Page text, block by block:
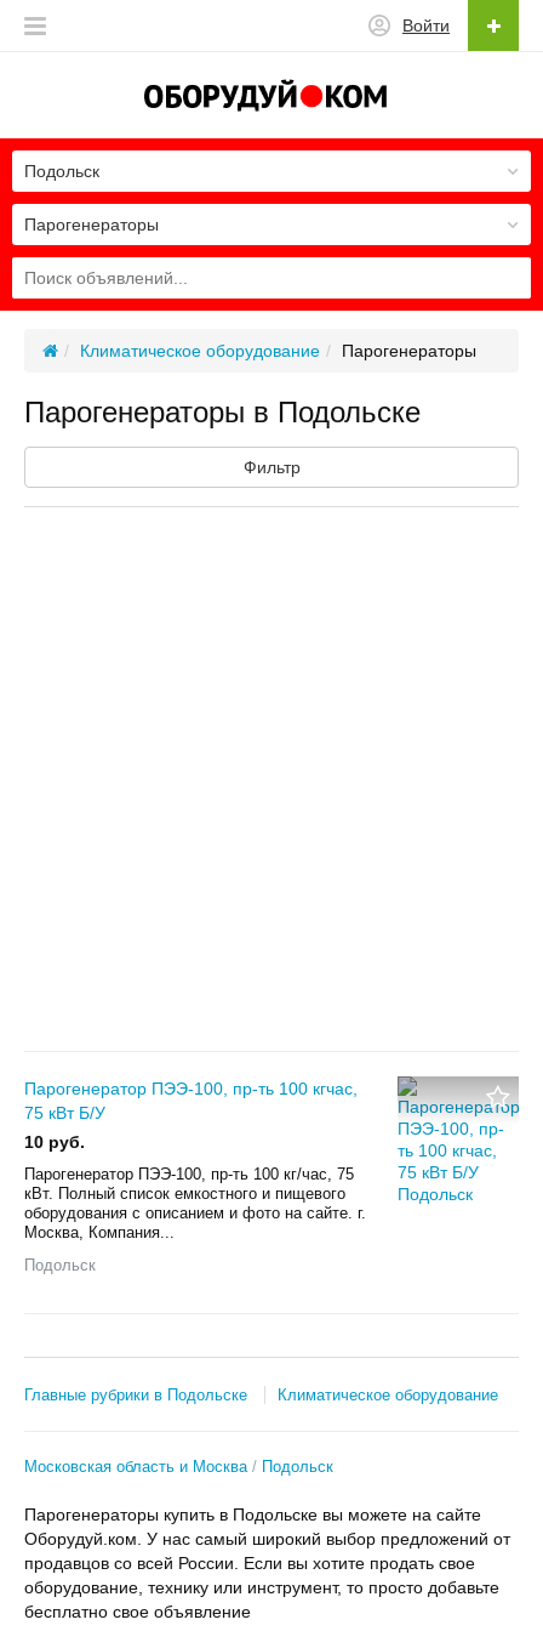
Войти
Парогенераторы
Подольск
Климатическое оборудование Парогенераторы
Парогенераторы в Подольске
Фильтр
Парогенератор ПЭЭ-100, пр-ть 100 кгчас,
75 кВт Б/У
10 руб.
Парогенератор ПЭЭ-100, пр-ть 100 кг/час, 75
кВт. Полный список емкостного и пищевого
оборудования с описанием и фото на сайте. г.
Москва, Компания...
Подольск
Главные рубрики в Подольске Климатическое оборудование
Московская область и Москва Подольск
Парогенераторы купить в Подольске вы можете на сайте
Оборудуй.ком. У нас самый широкий выбор предложений от
продавцов со всей России. Если вы хотите продать свое
оборудование, технику или инструмент, то просто добавьте
бесплатно свое объявление